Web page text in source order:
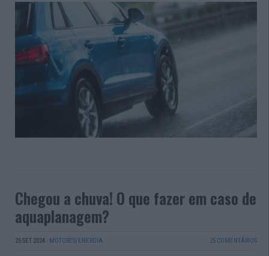
Chegou a chuva! O que fazer em caso de
aquaplanagem?
25 SET 2024 · MOTORES/ENERGIA 25 COMENTÁRIOS